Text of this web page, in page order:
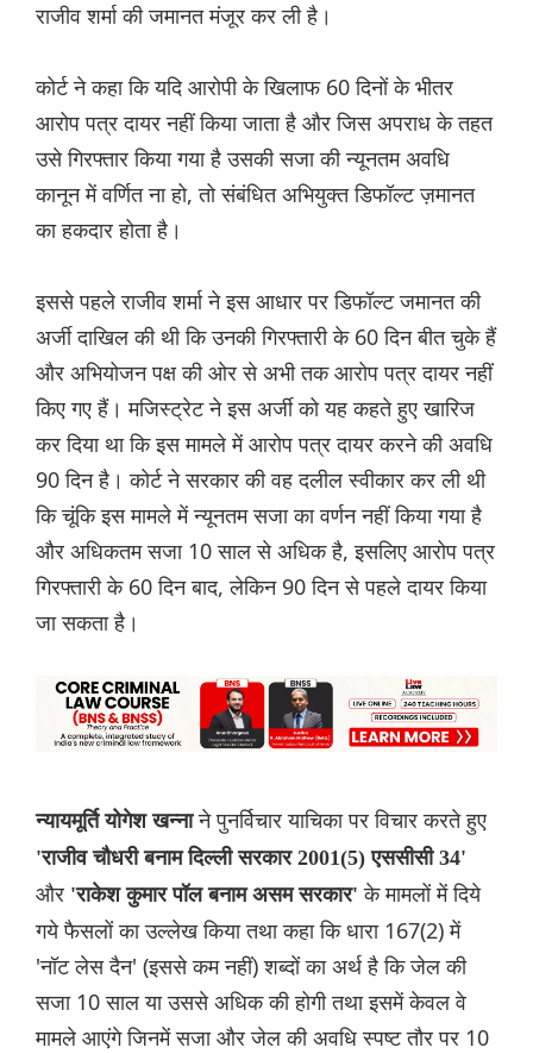
राजीव शर्मा की जमानत मंजूर कर ली है।
कोर्ट ने कहा कि यदि आरोपी के खिलाफ 60 दिनों के भीतर
आरोप पत्र दायर नहीं किया जाता है और जिस अपराध के तहत
उसे गिरफ्तार किया गया है उसकी सजा की न्यूनतम अवधि
कानून में वर्णित ना हो, तो संबंधित अभियुक्त डिफॉल्ट ज़मानत
का हकदार होता है।
इससे पहले राजीव शर्मा ने इस आधार पर डिफॉल्ट जमानत की
अर्जी दाखिल की थी कि उनकी गिरफ्तारी के 60 दिन बीत चुके हैं
और अभियोजन पक्ष की ओर से अभी तक आरोप पत्र दायर नहीं
किए गए हैं। मजिस्ट्रेट ने इस अर्जी को यह कहते हुए खारिज
कर दिया था कि इस मामले में आरोप पत्र दायर करने की अवधि
90 दिन है। कोर्ट ने सरकार की वह दलील स्वीकार कर ली थी
कि चूंकि इस मामले में न्यूनतम सजा का वर्णन नहीं किया गया है
और अधिकतम सजा 10 साल से अधिक है, इसलिए आरोप पत्र
गिरफ्तारी के 60 दिन बाद, लेकिन 90 दिन से पहले दायर किया
जा सकता है।
न्यायमूर्ति योगेश खन्नाने पुनर्विचार याचिका पर विचार करते हुए
'राजीव चौधरी बनाम दिल्ली सरकार 2001(5) एससीसी 34'
और 'राकेश कुमार पॉल बनाम असम सरकार' के मामलों में दिये
गये फैसलों का उल्लेख किया तथा कहा कि धारा 167(2) में
'नॉट लेस दैन' (इससे कम नहीं) शब्दों का अर्थ है कि जेल की
सजा 10 साल या उससे अधिक की होगी तथा इसमें केवल वे
मामले आएंगे जिनमें सजा और जेल की अवधि स्पष्ट तौर पर 10